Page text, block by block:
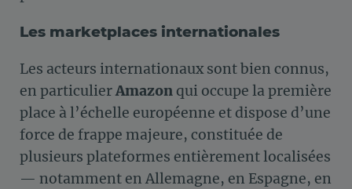
Les marketplaces internationales
Les acteurs internationaux sont bien connus,
en particulierAmazon qui occupe la première
place à l’échelle européenne et dispose d’une
force de frappe majeure, constituée de
plusieurs plateformes entièrement localisées
— notamment en Allemagne, en Espagne, en